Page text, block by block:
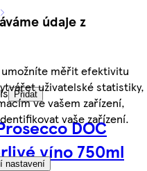
údaje z
měřit efektivitu
uživatelské statistiky,
ve vašem zařízení,
vaše zařízení.
nastavení
Přidat
DOC
víno 750ml